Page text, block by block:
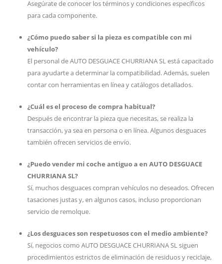
Asegúrate de conocer los términos y condiciones específicos
para cada componente.
¿Cómo puedo saber si la pieza es compatible con mi
vehículo?
El personal de AUTO DESGUACE CHURRIANA SL está capacitado
para ayudarte a determinar la compatibilidad. Además, suelen
contar con herramientas en línea y catálogos detallados.
¿Cuál es el proceso de compra habitual?
Después de encontrar la pieza que necesitas, se realiza la
transacción, ya sea en persona o en línea. Algunos desguaces
también ofrecen servicios de envío.
¿Puedo vender mi coche antiguo a en AUTO DESGUACE
CHURRIANA SL?
Sí, muchos desguaces compran vehículos no deseados. Ofrecen
tasaciones justas y, en algunos casos, incluso proporcionan
servicio de remolque.
¿Los desguaces son respetuosos con el medio ambiente?
Sí, negocios como AUTO DESGUACE CHURRIANA SL siguen
procedimientos estrictos de eliminación de residuos y reciclaje,